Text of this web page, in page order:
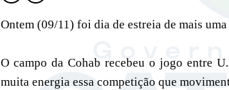
Ontem (09/11) foi dia de estreia de mais
O campo da Cohab recebeu o jogo entre
muita energia essa competição que